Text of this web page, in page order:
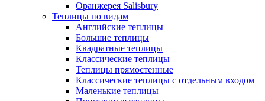
Оранжерея Salisbury
Теплицы по видам
Английские теплицы
Большие теплицы
Квадратные теплицы
Классические теплицы
Теплицы прямостенные
Классические теплицы с отдельным входом
Маленькие теплицы